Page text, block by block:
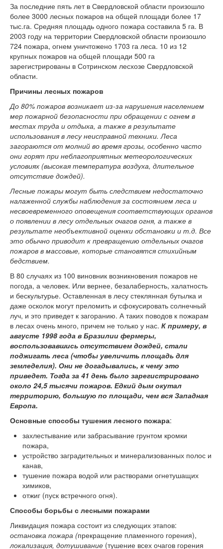
За последние пять лет в Свердловской области произошло
более 3000 лесных пожаров на общей площади более 17
тыс.га. Средняя площадь одного пожара составила 5 га. В
2003 году на территории Свердловской области произошло
724 пожара, огнем уничтожено 1703 га леса. 10 из 12
крупных пожаров на общей площади 500 га
зарегистрированы в Сотринском лесхозе Свердловской
области.
Причины лесных пожаров
До 80% пожаров возникает из-за нарушения населением
мер пожарной безопасности при обращении с огнем в
местах труда и отдыха, а также в результате
использования в лесу неисправной техники. Леса
загораются от молний во время грозы, особенно часто
они горят при неблагоприятных метеорологических
условиях (высокая температура воздуха, длительное
отсутствие дождей).
Лесные пожары могут быть следствием недостаточно
налаженной службы наблюдения за состоянием леса и
несвоевременного оповещения соответствующих органов
о появлении в лесу отдельных очагов огня, а также в
результате необъективной оценки обстановки и т.д. Все
это обычно приводит к превращению отдельных очагов
пожаров в массовые, которые становятся стихийным
бедствием.
В 80 случаях из 100 виновник возникновения пожаров не
погода, а человек. Или вернее, безалаберность, халатность
и бескультурье. Оставленная в лесу стеклянная бутылка и
даже осколок могут преломить и сфокусировать солнечный
луч, и это приведет к загоранию. А таких поводов к пожарам
в лесах очень много, причем не только у нас. К примеру, в
августе 1998 года в Бразилии фермеры,
воспользовавшись отсутствием дождей, стали
поджигать леса (чтобы увеличить площадь для
земледелия). Они не догадывались, к чему это
приведет. Тогда за 41 день было зарегистрировано
около 24,5 тысячи пожаров. Едкий дым окутал
территорию, большую по площади, чем вся Западная
Европа.
Основные способы тушения лесного пожара:
захлестывание или забрасывание грунтом кромки
пожара,
устройство заградительных и минерализованных полос и
канав,
тушение пожара водой или растворами огнетушащих
химиков,
отжиг (пуск встречного огня).
Способы борьбы с лесными пожарами
Ликвидация пожара состоит из следующих этапов:
остановка пожара (прекращение пламенного горения),
локализация, дотушивание (тушение всех очагов горения